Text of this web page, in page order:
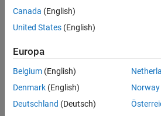
8 Set
2021
Risposta
accettata
Canada (English)
United States (English)
Europa
Belgium (English)
Denmark (English)
Deutschland (Deutsch)
Norway